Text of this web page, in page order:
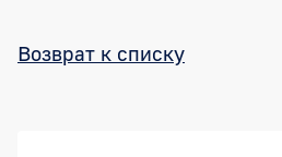
Возврат к списку